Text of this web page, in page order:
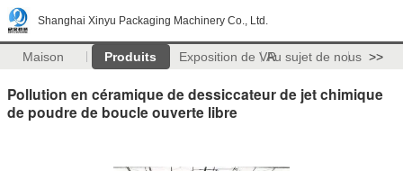
Shanghai Xinyu Packaging Machinery Co., Ltd.
Maison Produits Exposition de VRAu sujet de nous >>
Pollution en céramique de dessiccateur de jet chimique
de poudre de boucle ouverte libre